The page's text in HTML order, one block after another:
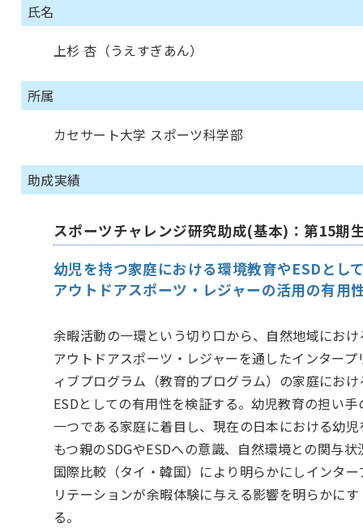
氏名
上杉 杏（うえすぎあん）
所属
カセサート大学 スポーツ科学部
助成実績
スポーツチャレンジ研究助成(基本)：第15期
幼児を持つ家庭における環境教育やESDとし
アウトドアスポーツ・レジャーの活用の有用
余暇活動の一環という切り口から、自然地域におけ
アウトドアスポーツ・レジャーを通したインタープ
ィブプログラム（教育的プログラム）の家庭におけ
ESDとしての有用性を検証する。幼児教育の担い手
一つである家庭に着目し、現在の日本における幼児
もつ親のSDGやESDへの意識、自然環境との関与状
国際比較（タイ・韓国）により明らかにしインター
リテーションが余暇体験に与える影響を明らかにす
る。